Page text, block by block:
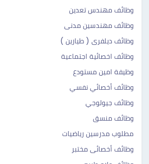
وظائف مهندس تعدين
وظائف مهندسين مدنى
وظائف ديلفرى ( طيارين )
وظائف اخصائية اجتماعية
وظيفة امين مستودع
وظائف أخصائي نفسي
وظائف جيولوجي
وظائف منسق
مطلوب مدرسين رياضيات
وظائف أخصائى مختبر